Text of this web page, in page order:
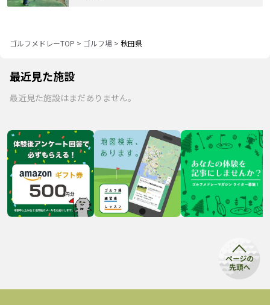
ゴルフメドレーTOP > ゴルフ場 > 秋田県
最近見た施設
最近見た施設はまだありません。